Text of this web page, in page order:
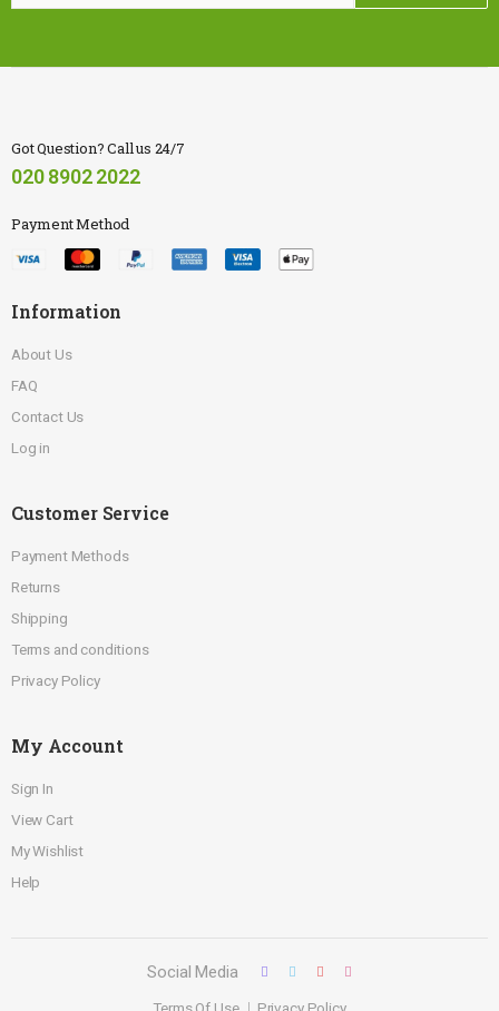
Got Question? Call us 24/7
020 8902 2022
Payment Method
Information
About Us
FAQ
Contact Us
Log in
Customer Service
Payment Methods
Returns
Shipping
Terms and conditions
Privacy Policy
My Account
Sign In
View Cart
My Wishlist
Help
Social Media